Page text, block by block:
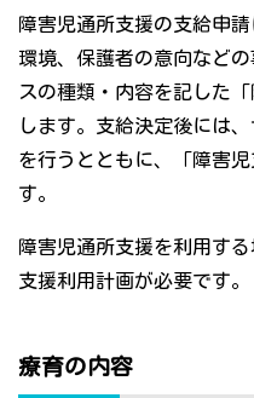
障害児通所支援の支給申
環境、保護者の意向など
スの種類・内容を記した
します。支給決定後には
を行うとともに、「障害
す。
障害児通所支援を利用す
支援利用計画が必要です。
療育の内容